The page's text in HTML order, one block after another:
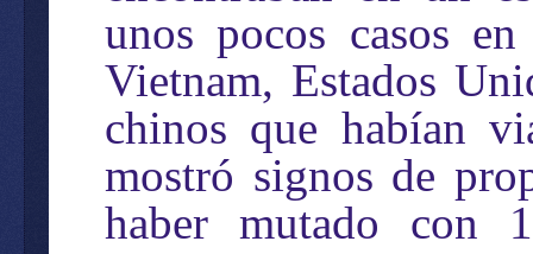
unos pocos casos
Vietnam, Estados
chinos que habían
mostró signos de
haber mutado con